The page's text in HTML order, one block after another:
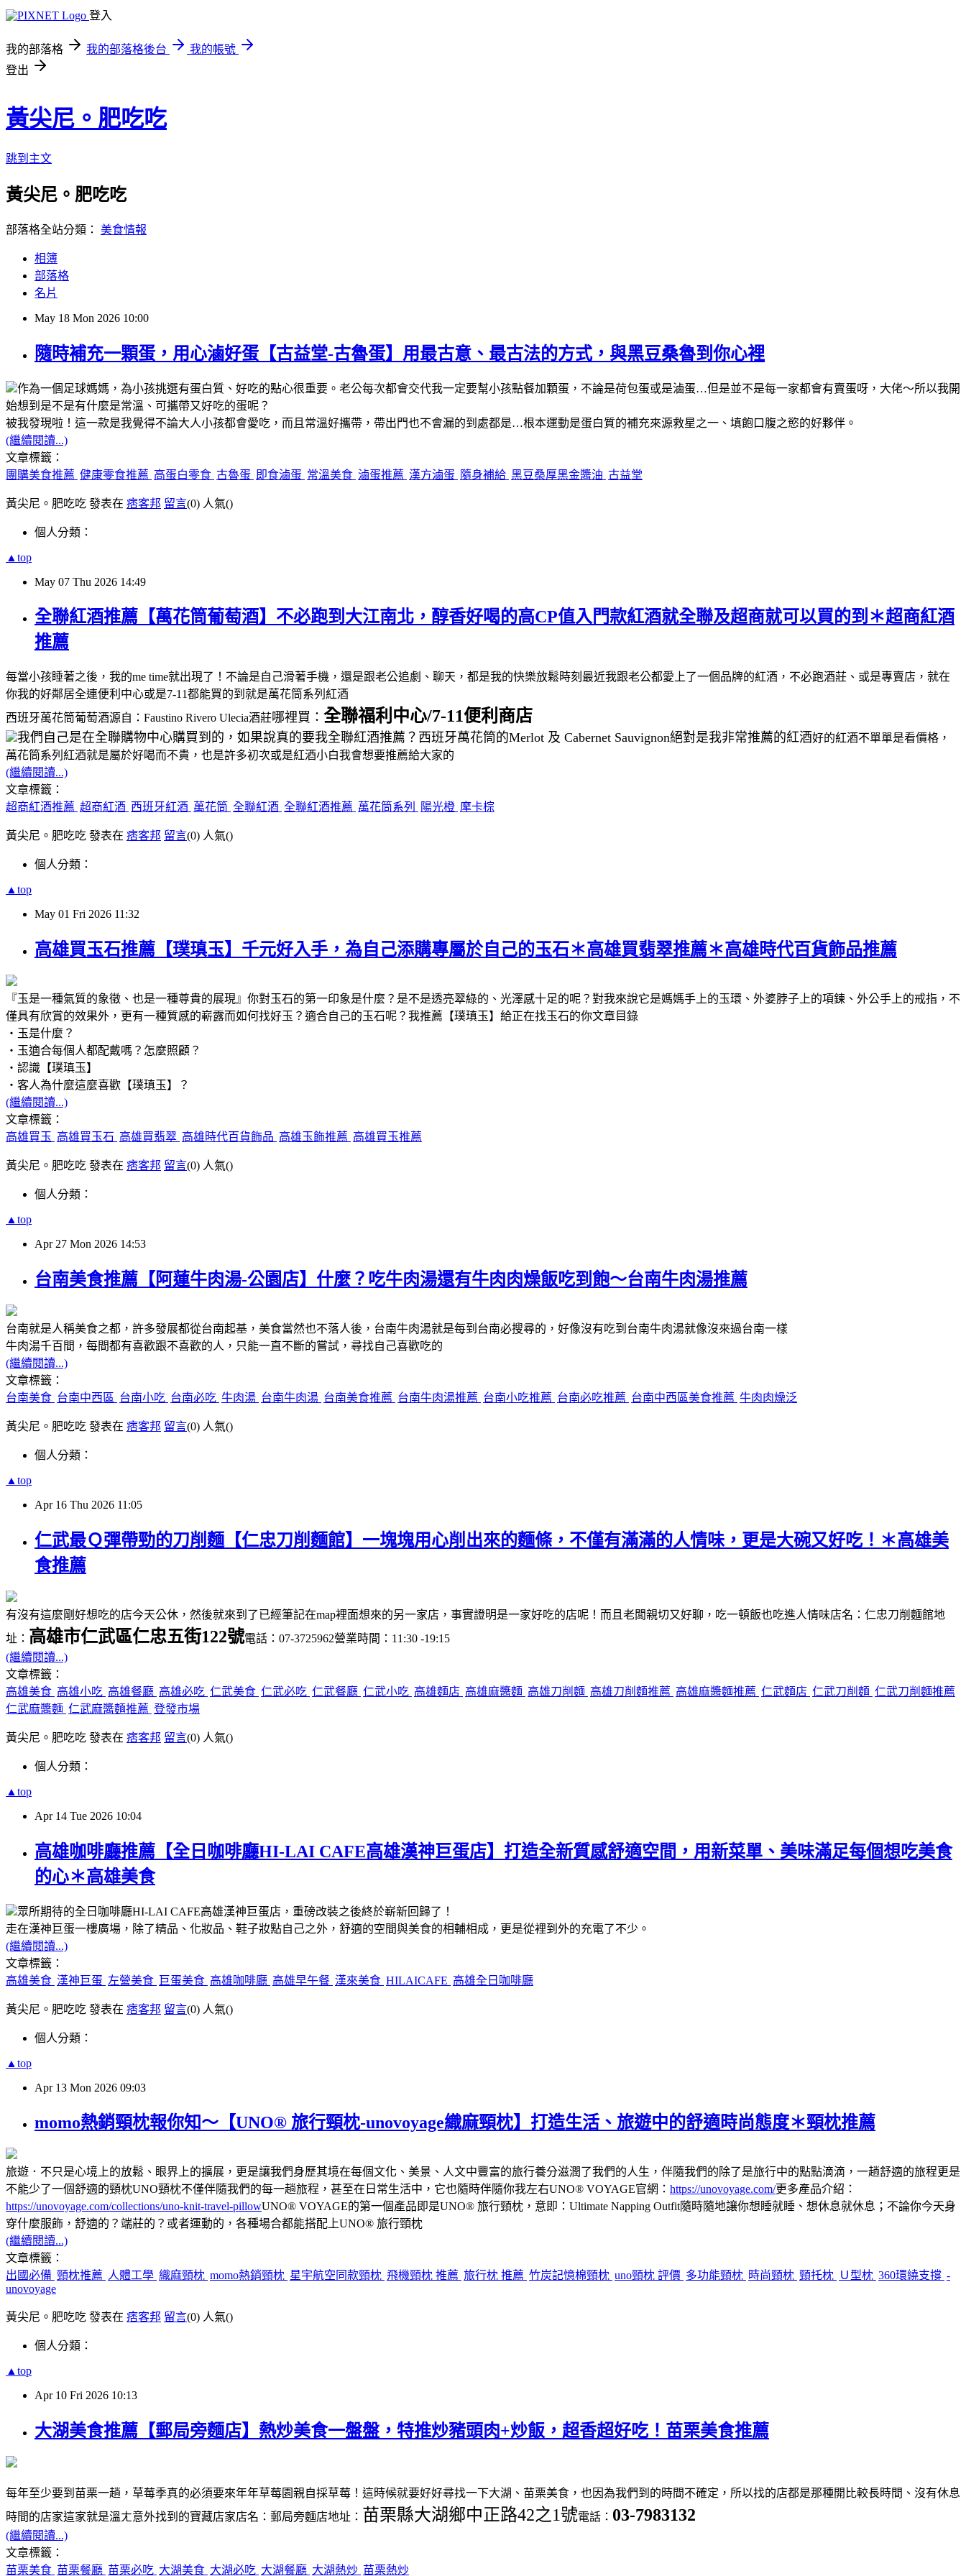
登入
我的部落格 我的部落格後台
我的帳號
登出
黃尖尼。肥吃吃
跳到主文
黃尖尼。肥吃吃
部落格全站分類： 美食情報
相簿
部落格
名片
May 18 Mon 2026 10:00
隨時補充一顆蛋，用心滷好蛋【古益堂-古魯蛋】用最古意、最古法的方式，與黑豆桑魯到你心裡
作為一個足球媽媽，為小孩挑選有蛋白質、好吃的點心很重要。老公每次都會交代我一定要幫小孩點餐加顆蛋，不論是荷包蛋或是滷蛋…但是並不是每一家都會有賣蛋呀，大佬～所以我開
始想到是不是有什麼是常溫、可攜帶又好吃的蛋呢？
被我發現啦！這一款是我覺得不論大人小孩都會愛吃，而且常溫好攜帶，帶出門也不會漏的到處都是…根本運動是蛋白質的補充來源救星之一、填飽口腹之慾的好夥伴。
(繼續閱讀...)
文章標籤：
團購美食推薦 健康零食推薦 高蛋白零食 古魯蛋 即食滷蛋 常溫美食 滷蛋推薦 漢方滷蛋 隨身補給 黑豆桑厚黑金醬油 古益堂
黃尖尼。肥吃吃 發表在 痞客邦 留言(0) 人氣()
個人分類：
▲top
May 07 Thu 2026 14:49
全聯紅酒推薦【萬花筒葡萄酒】不必跑到大江南北，醇香好喝的高CP值入門款紅酒就全聯及超商就可以買的到＊超商紅酒
推薦
每當小孩睡著之後，我的me time就出現了！不論是自己滑著手機，還是跟老公追劇、聊天，都是我的快樂放鬆時刻最近我跟老公都愛上了一個品牌的紅酒，不必跑酒莊、或是專賣店，就在
你我的好鄰居全連便利中心或是7-11都能買的到就是萬花筒系列紅酒
西班牙萬花筒葡萄酒源自：Faustino Rivero Ulecia酒莊哪裡買： 全聯福利中心/7-11便利商店
我們自己是在全聯購物中心購買到的，如果說真的要我全聯紅酒推薦？西班牙萬花筒的Merlot 及 Cabernet Sauvignon絕對是我非常推薦的紅酒好的紅酒不單單是看價格，
萬花筒系列紅酒就是屬於好喝而不貴，也是許多初次或是紅酒小白我會想要推薦給大家的
(繼續閱讀...)
文章標籤：
超商紅酒推薦 超商紅酒 西班牙紅酒 萬花筒 全聯紅酒 全聯紅酒推薦 萬花筒系列 陽光橙 摩卡棕
黃尖尼。肥吃吃 發表在 痞客邦 留言(0) 人氣()
個人分類：
▲top
May 01 Fri 2026 11:32
高雄買玉石推薦【璞瑱玉】千元好入手，為自己添購專屬於自己的玉石＊高雄買翡翠推薦＊高雄時代百貨飾品推薦
『玉是一種氣質的象徵、也是一種尊貴的展現』你對玉石的第一印象是什麼？是不是透亮翠綠的、光澤感十足的呢？對我來說它是媽媽手上的玉環、外婆脖子上的項鍊、外公手上的戒指，不
僅具有欣賞的效果外，更有一種質感的嶄露而如何找好玉？適合自己的玉石呢？我推薦【璞瑱玉】給正在找玉石的你文章目錄
‧玉是什麼？
‧玉適合每個人都配戴嗎？怎麼照顧？
‧認識【璞瑱玉】
‧客人為什麼這麼喜歡【璞瑱玉】？
(繼續閱讀...)
文章標籤：
高雄買玉 高雄買玉石 高雄買翡翠 高雄時代百貨飾品 高雄玉飾推薦 高雄買玉推薦
黃尖尼。肥吃吃 發表在 痞客邦 留言(0) 人氣()
個人分類：
▲top
Apr 27 Mon 2026 14:53
台南美食推薦【阿蓮牛肉湯-公園店】什麼？吃牛肉湯還有牛肉肉燥飯吃到飽～台南牛肉湯推薦
台南就是人稱美食之都，許多發展都從台南起基，美食當然也不落人後，台南牛肉湯就是每到台南必搜尋的，好像沒有吃到台南牛肉湯就像沒來過台南一樣
牛肉湯千百間，每間都有喜歡跟不喜歡的人，只能一直不斷的嘗試，尋找自己喜歡吃的
(繼續閱讀...)
文章標籤：
台南美食 台南中西區 台南小吃 台南必吃 牛肉湯 台南牛肉湯 台南美食推薦 台南牛肉湯推薦 台南小吃推薦 台南必吃推薦 台南中西區美食推薦 牛肉肉燥泛
黃尖尼。肥吃吃 發表在 痞客邦 留言(0) 人氣()
個人分類：
▲top
Apr 16 Thu 2026 11:05
仁武最Ｑ彈帶勁的刀削麵【仁忠刀削麵館】一塊塊用心削出來的麵條，不僅有滿滿的人情味，更是大碗又好吃！＊高雄美
食推薦
有沒有這麼剛好想吃的店今天公休，然後就來到了已經筆記在map裡面想來的另一家店，事實證明是一家好吃的店呢！而且老闆親切又好聊，吃一頓飯也吃進人情味店名：仁忠刀削麵館地
址： 高雄市仁武區仁忠五街122號電話：07-3725962營業時間：11:30 -19:15
(繼續閱讀...)
文章標籤：
高雄美食 高雄小吃 高雄餐廳 高雄必吃 仁武美食 仁武必吃 仁武餐廳 仁武小吃 高雄麵店 高雄麻醬麵 高雄刀削麵 高雄刀削麵推薦 高雄麻醬麵推薦 仁武麵店 仁武刀削麵 仁武刀削麵推薦
仁武麻醬麵 仁武麻醬麵推薦 登發市場
黃尖尼。肥吃吃 發表在 痞客邦 留言(0) 人氣()
個人分類：
▲top
Apr 14 Tue 2026 10:04
高雄咖啡廳推薦【全日咖啡廳HI-LAI CAFE高雄漢神巨蛋店】打造全新質感舒適空間，用新菜單、美味滿足每個想吃美食
的心＊高雄美食
眾所期待的全日咖啡廳HI-LAI CAFE高雄漢神巨蛋店，重磅改裝之後終於嶄新回歸了！
走在漢神巨蛋一樓廣場，除了精品、化妝品、鞋子妝點自己之外，舒適的空間與美食的相輔相成，更是從裡到外的充電了不少。
(繼續閱讀...)
文章標籤：
高雄美食 漢神巨蛋 左營美食 巨蛋美食 高雄咖啡廳 高雄早午餐 漢來美食 HILAICAFE 高雄全日咖啡廳
黃尖尼。肥吃吃 發表在 痞客邦 留言(0) 人氣()
個人分類：
▲top
Apr 13 Mon 2026 09:03
momo熱銷頸枕報你知～【UNO® 旅行頸枕-unovoyage織麻頸枕】打造生活、旅遊中的舒適時尚態度＊頸枕推薦
旅遊．不只是心境上的放鬆、眼界上的擴展，更是讓我們身歷其境在每個文化、美景、人文中豐富的旅行養分滋潤了我們的人生，伴隨我們的除了是旅行中的點點滴滴，一趟舒適的旅程更是
不能少了一個舒適的頸枕UNO頸枕不僅伴隨我們的每一趟旅程，甚至在日常生活中，它也隨時伴隨你我左右UNO® VOYAGE官網： https://unovoyage.com/更多產品介紹：
https://unovoyage.com/collections/uno-knit-travel-pillowUNO® VOYAGE的第一個產品即是UNO® 旅行頸枕，意即：Ultimate Napping Outfit隨時隨地讓你想睡就睡、想休息就休息；不論你今天身
穿什麼服飾，舒適的？端莊的？或者運動的，各種場合都能搭配上UNO® 旅行頸枕
(繼續閱讀...)
文章標籤：
出國必備 頸枕推薦 人體工學 織麻頸枕 momo熱銷頸枕 星宇航空同款頸枕 飛機頸枕 推薦 旅行枕 推薦 竹炭記憶棉頸枕 uno頸枕 評價 多功能頸枕 時尚頸枕 頸托枕 Ｕ型枕 360環繞支撐 -
unovoyage
黃尖尼。肥吃吃 發表在 痞客邦 留言(0) 人氣()
個人分類：
▲top
Apr 10 Fri 2026 10:13
大湖美食推薦【郵局旁麵店】熱炒美食一盤盤，特推炒豬頭肉+炒飯，超香超好吃！苗栗美食推薦
每年至少要到苗栗一趟，草莓季真的必須要來年年草莓園親自採草莓！這時候就要好好尋找一下大湖、苗栗美食，也因為我們到的時間不確定，所以找的店都是那種開比較長時間、沒有休息
時間的店家這家就是溫ㄤ意外找到的寶藏店家店名：郵局旁麵店地址： 苗栗縣大湖鄉中正路42之1號電話： 03-7983132
(繼續閱讀...)
文章標籤：
苗栗美食 苗栗餐廳 苗栗必吃 大湖美食 大湖必吃 大湖餐廳 大湖熱炒 苗栗熱炒